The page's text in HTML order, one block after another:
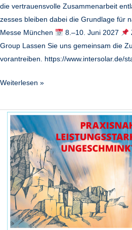
die vertrauensvolle Zusammenarbeit
zesses bleiben dabei die Grundlage für
Messe München
8.–10. Juni 2027
Group Lassen Sie uns gemeinsam die
vorantreiben. https://www.intersolar.de/
Weiterlesen »
steinexpo
Germany
2026